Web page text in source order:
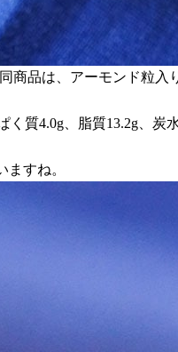
商品は、アーモンド粒
質4.0g、脂質13.2g、炭
すね。